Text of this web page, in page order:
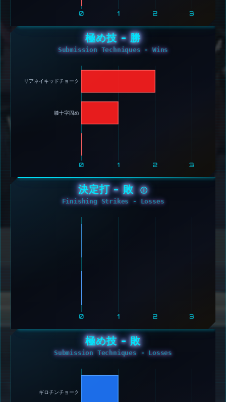
0 1 2 3
極め技 - 勝
Submission Techniques - Wins
0 1 2 3
膝十字固め
リアネイキッドチョーク
決定打 - 敗 ⓘ
Finishing Strikes - Losses
0 1 2 3
極め技 - 敗
Submission Techniques - Losses
ギロチンチョーク